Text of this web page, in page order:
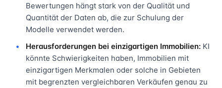
Bewertungen hängt stark von der Qualität und
Quantität der Daten ab, die zur Schulung der
Modelle verwendet werden.
Herausforderungen bei einzigartigen Immobilien: KI
könnte Schwierigkeiten haben, Immobilien mit
einzigartigen Merkmalen oder solche in Gebieten
mit begrenzten vergleichbaren Verkäufen genau zu